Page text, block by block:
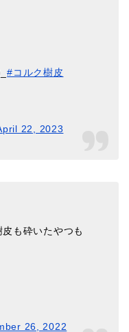
#コルク樹皮
22, 2023
も砕いたやつも
26, 2022